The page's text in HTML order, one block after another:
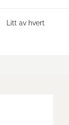
Litt av hvert